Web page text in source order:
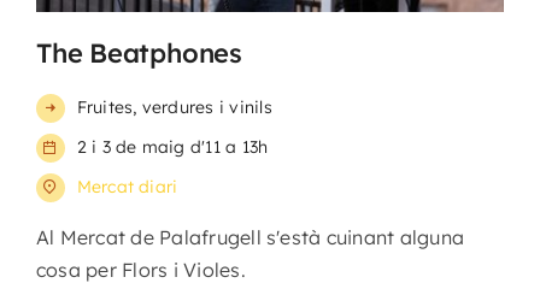
The Beatphones
Fruites, verdures i vinils
2 i 3 de maig d'11 a 13h
Mercat diari
Al Mercat de Palafrugell s'està cuinant alguna
cosa per Flors i Violes.